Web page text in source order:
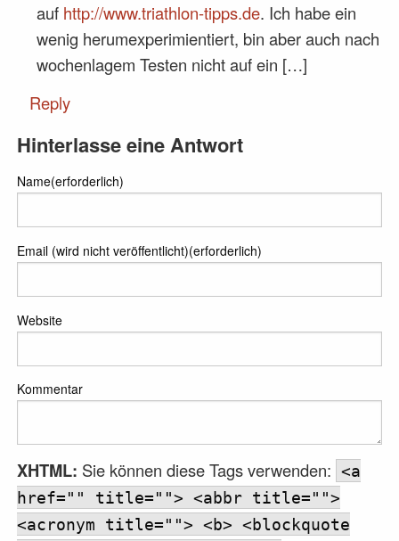
auf http://www.triathlon-tipps.de. Ich habe ein
wenig herumexperimientiert, bin aber auch nach
wochenlagem Testen nicht auf ein […]
Reply
Hinterlasse eine Antwort
Name(erforderlich)
Email (wird nicht veröffentlicht)(erforderlich)
Website
Kommentar
XHTML: Sie können diese Tags verwenden: <a
href="" title=""> <abbr title="">
<acronym title=""> <b> <blockquote